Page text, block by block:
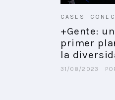
CASES
+Gente:
primer
la
31/08/2023